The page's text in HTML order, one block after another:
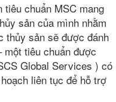
chuẩn MSC mang
sản của mình nhằm
thủy sản sẽ được đánh
một tiêu chuẩn được
Global Services ) có
liên tục để hỗ trợ